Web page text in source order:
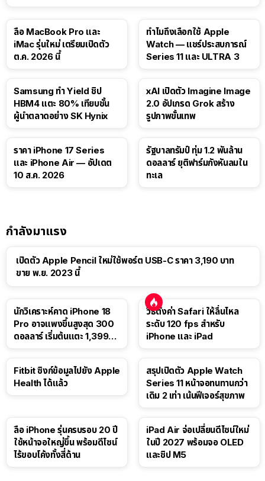
ลือ MacBook Pro และ
iMac รุ่นใหม่ เตรียมเปิดตัว
ต.ค. 2026 นี้
ทำไมถึงเลือกใช้ Apple
Watch — แชร์ประสบการณ์
Series 11 และ ULTRA 3
Samsung ทำ Yield ชิป
HBM4 แตะ 80% เทียบชั้น
ผู้นำตลาดอย่าง SK Hynix
xAI เปิดตัว Imagine Image
2.0 อัปเกรด Grok สร้าง
รูปภาพขั้นเทพ
ราคา iPhone 17 Series
และ iPhone Air — อัปเดต
10 ส.ค. 2026
รัฐบาลทรัมป์ ทุ่ม 1.2 พันล้าน
ดอลลาร์ ยุติฟาร์มกังหันลมใน
ทะเล
กำลังมาแรง
เปิดตัว Apple Pencil ใหม่ใช้พอร์ต USB-C ราคา 3,190 บาท
ขาย พ.ย. 2023 นี้
นักวิเคราะห์คาด iPhone 18
Pro อาจแพงขึ้นสูงสุด 300
ดอลลาร์ เริ่มต้นแตะ 1,399
วิธีตั้งค่า Safari ให้ลื่นไหล
ระดับ 120 fps สำหรับ
iPhone และ iPad
Fitbit ซิงก์ข้อมูลไปยัง Apple
Health ได้แล้ว
สรุปเปิดตัว Apple Watch
Series 11 หน้าจอทนทานกว่า
เดิม 2 เท่า เน้นฟีเจอร์สุขภาพ
ลือ iPhone รุ่นครบรอบ 20 ปี
ใช้หน้าจอใหญ่ขึ้น พร้อมดีไซน์
ไร้ขอบโค้งทั้งสี่ด้าน
iPad Air จ่อเปลี่ยนดีไซน์ใหม่
ในปี 2027 พร้อมจอ OLED
และชิป M5